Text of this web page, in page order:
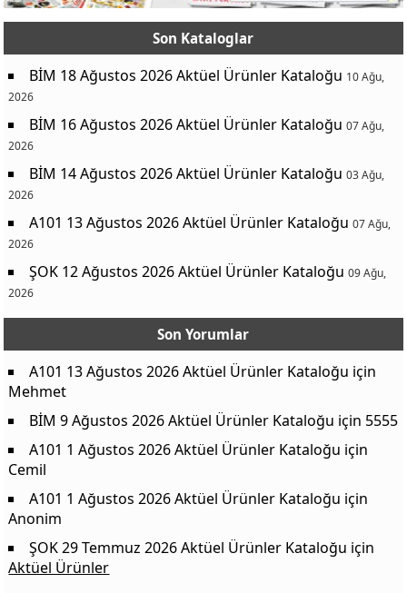
Son Kataloglar
BİM 18 Ağustos 2026 Aktüel Ürünler Kataloğu 10 Ağu,
2026
BİM 16 Ağustos 2026 Aktüel Ürünler Kataloğu 07 Ağu,
2026
BİM 14 Ağustos 2026 Aktüel Ürünler Kataloğu 03 Ağu,
2026
A101 13 Ağustos 2026 Aktüel Ürünler Kataloğu 07 Ağu,
2026
ŞOK 12 Ağustos 2026 Aktüel Ürünler Kataloğu 09 Ağu,
2026
Son Yorumlar
A101 13 Ağustos 2026 Aktüel Ürünler Kataloğu için
Mehmet
BİM 9 Ağustos 2026 Aktüel Ürünler Kataloğu için 5555
A101 1 Ağustos 2026 Aktüel Ürünler Kataloğu için
Cemil
A101 1 Ağustos 2026 Aktüel Ürünler Kataloğu için
Anonim
ŞOK 29 Temmuz 2026 Aktüel Ürünler Kataloğu için
Aktüel Ürünler